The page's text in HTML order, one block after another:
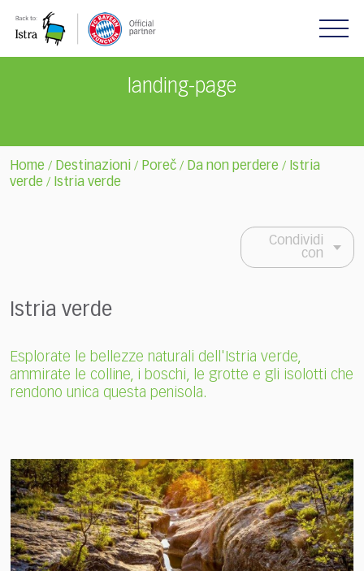
note:
landing-page
Home / Destinazioni / Poreč / Da non perdere / Istria
verde / Istria verde
Condividi
con
Istria verde
Esplorate le bellezze naturali dell'Istria verde,
ammirate le colline, i boschi, le grotte e gli isolotti che
rendono unica questa penisola.